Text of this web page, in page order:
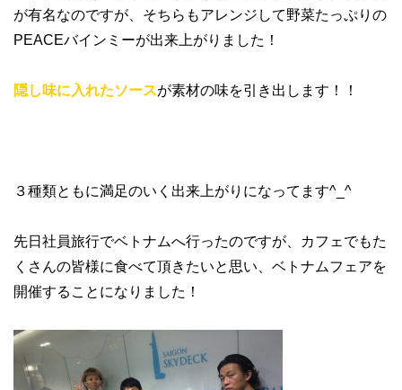
が有名なのですが、そちらもアレンジして野菜たっぷりの
PEACEバインミーが出来上がりました！
隠し味に入れたソースが素材の味を引き出します！！
３種類ともに満足のいく出来上がりになってます^_^
先日社員旅行でベトナムへ行ったのですが、カフェでもた
くさんの皆様に食べて頂きたいと思い、ベトナムフェアを
開催することになりました！